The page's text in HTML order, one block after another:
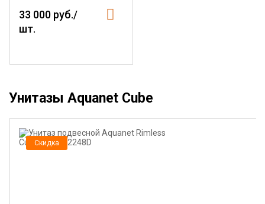
33 000 руб./
шт.
Унитазы Aquanet Cube
Скидка